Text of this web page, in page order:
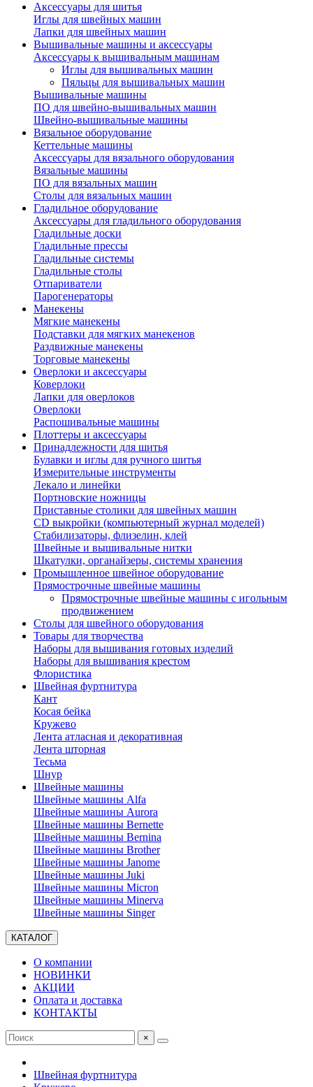
Аксессуары для шитья
Иглы для швейных машин
Лапки для швейных машин
Вышивальные машины и аксессуары
Аксессуары к вышивальным машинам
Иглы для вышивальных машин
Пяльцы для вышивальных машин
Вышивальные машины
ПО для швейно-вышивальных машин
Швейно-вышивальные машины
Вязальное оборудование
Кеттельные машины
Аксессуары для вязального оборудования
Вязальные машины
ПО для вязальных машин
Столы для вязальных машин
Гладильное оборудование
Аксессуары для гладильного оборудования
Гладильные доски
Гладильные прессы
Гладильные системы
Гладильные столы
Отпариватели
Парогенераторы
Манекены
Мягкие манекены
Подставки для мягких манекенов
Раздвижные манекены
Торговые манекены
Оверлоки и аксессуары
Коверлоки
Лапки для оверлоков
Оверлоки
Распошивальные машины
Плоттеры и аксессуары
Принадлежности для шитья
Булавки и иглы для ручного шитья
Измерительные инструменты
Лекало и линейки
Портновские ножницы
Приставные столики для швейных машин
СD выкройки (компьютерный журнал моделей)
Стабилизаторы, флизелин, клей
Швейные и вышивальные нитки
Шкатулки, органайзеры, системы хранения
Промышленное швейное оборудование
Прямострочные швейные машины
Прямострочные швейные машины с игольным
продвижением
Столы для швейного оборудования
Товары для творчества
Наборы для вышивания готовых изделий
Наборы для вышивания крестом
Флористика
Швейная фуртнитура
Кант
Косая бейка
Кружево
Лента aтласная и декоративная
Лента шторная
Тесьма
Шнур
Швейные машины
Швейные машины Alfa
Швейные машины Aurora
Швейные машины Bernette
Швейные машины Bernina
Швейные машины Brother
Швейные машины Janome
Швейные машины Juki
Швейные машины Micron
Швейные машины Minerva
Швейные машины Singer
КАТАЛОГ
О компании
НОВИНКИ
АКЦИИ
Оплата и доставка
КОНТАКТЫ
×
Швейная фуртнитура